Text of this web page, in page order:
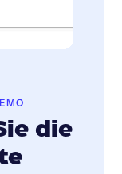
die